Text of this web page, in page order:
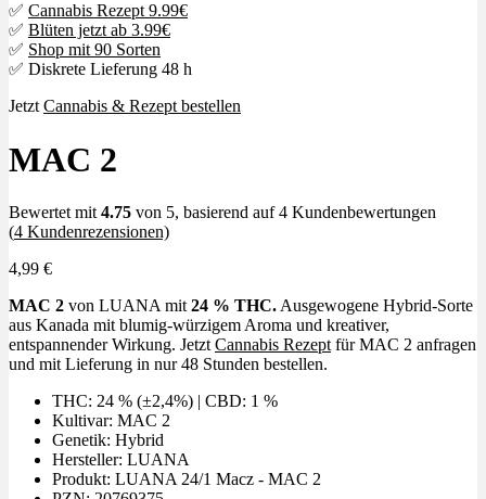
✅ Cannabis Rezept 9.99€
✅ Blüten jetzt ab 3.99€
✅ Shop mit 90 Sorten
✅ Diskrete Lieferung 48 h
Jetzt Cannabis & Rezept bestellen
MAC 2
Bewertet mit 4.75 von 5, basierend auf4 Kundenbewertungen
(4 Kundenrezensionen)
4,99 €
MAC 2 von LUANA mit 24 % THC. Ausgewogene Hybrid-Sorte
aus Kanada mit blumig-würzigem Aroma und kreativer,
entspannender Wirkung. Jetzt Cannabis Rezept für MAC 2 anfragen
und mit Lieferung in nur 48 Stunden bestellen.
THC: 24 % (±2,4%) | CBD: 1 %
Kultivar: MAC 2
Genetik: Hybrid
Hersteller: LUANA
Produkt: LUANA 24/1 Macz - MAC 2